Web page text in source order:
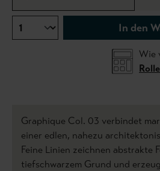
In den
Wie
Graphique Col. 03 verbindet
einer edlen, nahezu
Feine Linien zeichnen abstrakte
tiefschwarzem Grund und